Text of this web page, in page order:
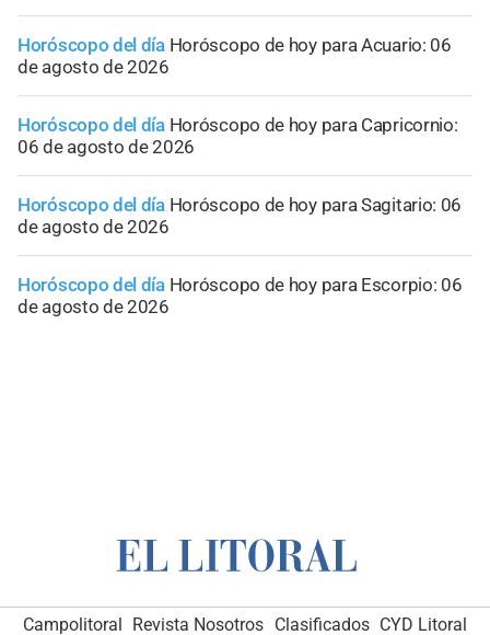
Horóscopo del día Horóscopo de hoy para Acuario: 06
de agosto de 2026
Horóscopo del día Horóscopo de hoy para Capricornio:
06 de agosto de 2026
Horóscopo del día Horóscopo de hoy para Sagitario: 06
de agosto de 2026
Horóscopo del día Horóscopo de hoy para Escorpio: 06
de agosto de 2026
Campolitoral Revista Nosotros Clasificados CYD Litoral